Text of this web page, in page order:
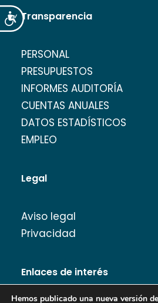
Accesibilidad
Transparencia
PERSONAL
PRESUPUESTOS
INFORMES AUDITORÍA
CUENTAS ANUALES
DATOS ESTADÍSTICOS
EMPLEO
Legal
Aviso legal
Privacidad
Enlaces de interés
Hemos publicado una nueva versión